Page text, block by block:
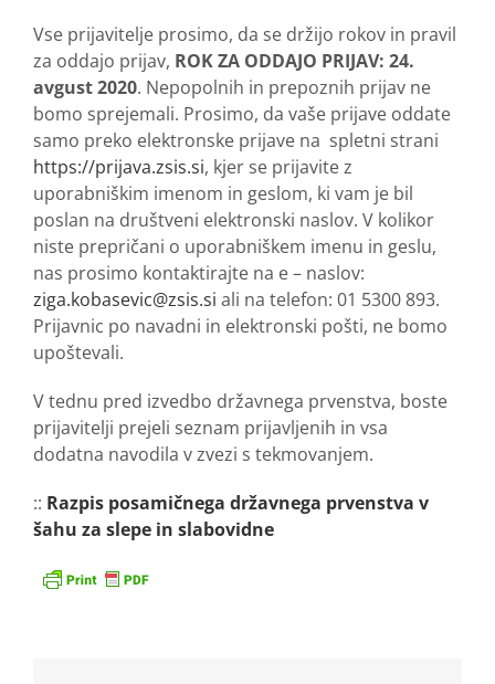
Vse prijavitelje prosimo, da se držijo rokov in pravil
za oddajo prijav, ROK ZA ODDAJO PRIJAV: 24.
avgust 2020. Nepopolnih in prepoznih prijav ne
bomo sprejemali. Prosimo, da vaše prijave oddate
samo preko elektronske prijave na spletni strani
https://prijava.zsis.si, kjer se prijavite z
uporabniškim imenom in geslom, ki vam je bil
poslan na društveni elektronski naslov. V kolikor
niste prepričani o uporabniškem imenu in geslu,
nas prosimo kontaktirajte na e – naslov:
ziga.kobasevic@zsis.si ali na telefon: 01 5300 893.
Prijavnic po navadni in elektronski pošti, ne bomo
upoštevali.
V tednu pred izvedbo državnega prvenstva, boste
prijavitelji prejeli seznam prijavljenih in vsa
dodatna navodila v zvezi s tekmovanjem.
:: Razpis posamičnega državnega prvenstva v
šahu za slepe in slabovidne